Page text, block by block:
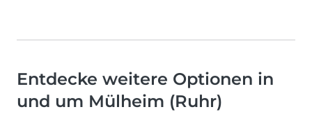
Entdecke weitere Optionen in
und um Mülheim (Ruhr)